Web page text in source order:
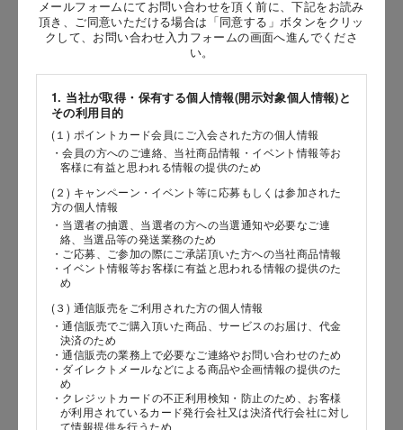
メールフォームにてお問い合わせを頂く前に、下記をお読み
頂き、ご同意いただける場合は「同意する」ボタンをクリッ
クして、お問い合わせ入力フォームの画面へ進んでくださ
い。
1. 当社が取得・保有する個人情報(開示対象個人情報)と
その利用目的
(１) ポイントカード会員にご入会された方の個人情報
・会員の方へのご連絡、当社商品情報・イベント情報等お
客様に有益と思われる情報の提供のため
(２) キャンペーン・イベント等に応募もしくは参加された
方の個人情報
・当選者の抽選、当選者の方への当選通知や必要なご連
絡、当選品等の発送業務のため
・ご応募、ご参加の際にご承諾頂いた方への当社商品情報
・イベント情報等お客様に有益と思われる情報の提供のた
め
(３) 通信販売をご利用された方の個人情報
・通信販売でご購入頂いた商品、サービスのお届け、代金
決済のため
・通信販売の業務上で必要なご連絡やお問い合わせのため
・ダイレクトメールなどによる商品や企画情報の提供のた
め
・クレジットカードの不正利用検知・防止のため、お客様
が利用されているカード発行会社又は決済代行会社に対し
て情報提供を行うため
お問い合わせ時氏名
［名］
（全角で入力してください）
お問い合わせ時氏名（カナ）
［セイ］
［メイ］
（全角で入力してください）
電話番号
メールアドレス